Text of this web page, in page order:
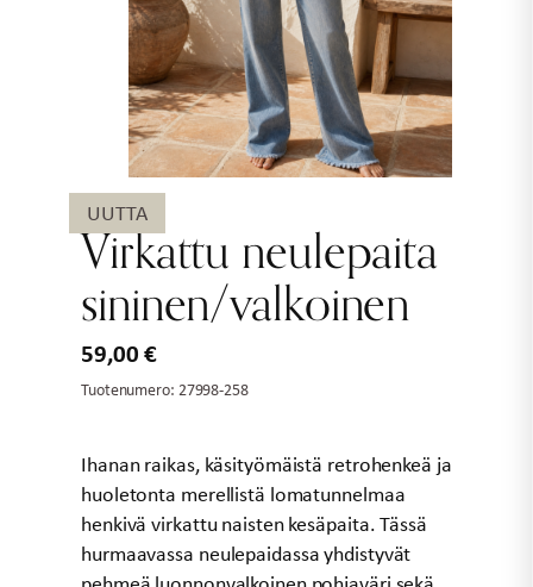
UUTTA
Virkattu neulepaita
sininen/valkoinen
59,00€
Tuotenumero: 27998-258
Ihanan raikas, käsityömäistä retrohenkeä ja
huoletonta merellistä lomatunnelmaa
henkivä virkattu naisten kesäpaita. Tässä
hurmaavassa neulepaidassa yhdistyvät